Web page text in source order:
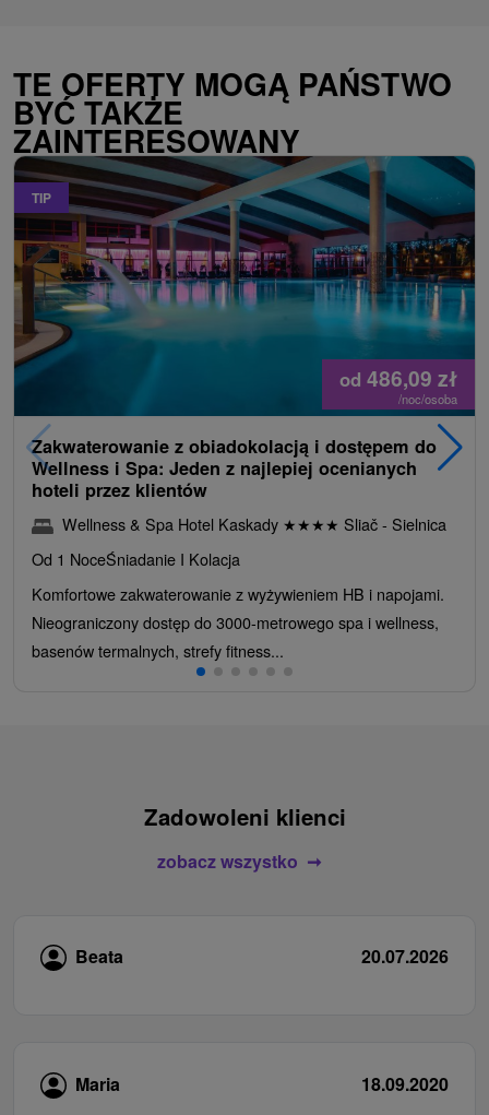
TE OFERTY MOGĄ PAŃSTWO
BYĆ TAKŻE
ZAINTERESOWANY
TIP
od 486,09 zł
/noc/osoba
Zakwaterowanie z obiadokolacją i dostępem do
Wellness i Spa: Jeden z najlepiej ocenianych
hoteli przez klientów
Wellness & Spa Hotel Kaskady ★★★★ Sliač - Sielnica
Od 1 NoceŚniadanie I Kolacja
Komfortowe zakwaterowanie z wyżywieniem HB i napojami.
Nieograniczony dostęp do 3000-metrowego spa i wellness,
basenów termalnych, strefy fitness...
Zadowoleni klienci
zobacz wszystko
Beata 20.07.2026
Maria
18.09.2020